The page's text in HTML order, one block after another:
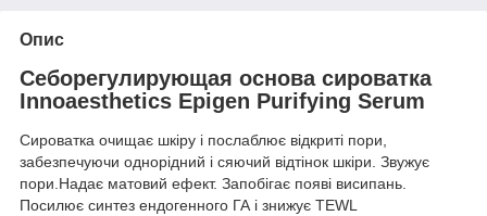
Опис
Себорегулирующая основа сироватка
Innoaesthetics Epigen Purifying Serum
Сироватка очищає шкіру і послаблює відкриті пори,
забезпечуючи однорідний і сяючий відтінок шкіри. Звужує
пори.Надає матовий ефект. Запобігає появі висипань.
Посилює синтез ендогенного ГА і знижує TEWL